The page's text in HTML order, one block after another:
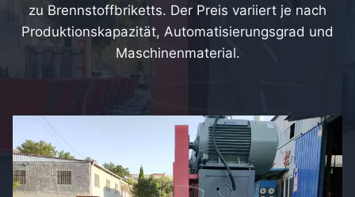
zu Brennstoffbriketts. Der Preis variiert je nach
Produktionskapazität, Automatisierungsgrad und
Maschinenmaterial.